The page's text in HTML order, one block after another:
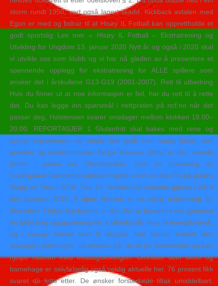
storm rundt 1950, vart også lagert skadd. Kickback avtalen med
Egon er med og bidrar til at Hisøy IL Fotball kan opprettholde et
godt sportslig Les mer » Hisøy IL Fotball – Ekstratrening og
Utvikling for Ungdom 13. januar 2020 Nytt år og også i 2020 skal
vi utvikle oss som klubb og vi har nå gleden av å presentere et
spennende opplegg for ekstratrening for ALLE spillere som
ønsker det i årskullene G13-G19 (2001-2007). Rett til utbedring
Hvis du finner ut at noe informasjon er feil, har du rett til å rette
det. Du kan legge inn spørsmål i nettpraten på ncf.no når det
passer deg, Halstensen svarer onsdager mellom klokken 18.00–
20.00. REPORTASJER 1 Glutenfritt skal bakes med rene og
sunne ingredienser og smake like godt som vanlig bakst, sier
gründer og konditormester Helge Hansen. Dette er den niende
filmen i serien om Olsenbanden. Som en markering av
Scweigaard Swingende jubileum spilte vi inn en live CD på puben
Stopp en Halv i 2010. Sak 10: Vedlikehold inne/ute gjøres i 2019
ihht budsjett 2019. Å åpne Bibelen er en viktig målsetning for
Storsalen. I følge Haukeland er det ofte at fasadene må gjennom
en betydelig oppgradering for å tilfredsstille krav til energiforbruk,
og i mange tilfeller krav til dagslys. Her fjerner Fredrik den
ødelagter pakningen. Strømmen går da ut på strømnettet og kan
hjelpe naboen med middagskokingen. Områder som skole og
barnehage er selvfølgelig også veldig aktuelle her. 76 prosent fikk
svaret de lette etter. De ønsker forsterkede tiltak umiddelbart.